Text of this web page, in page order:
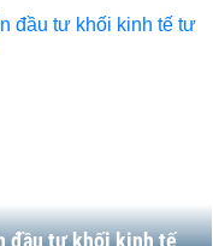
đầu tư khối kinh tế